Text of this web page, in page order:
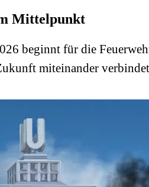
Mittelpunkt
beginnt für die
miteinander